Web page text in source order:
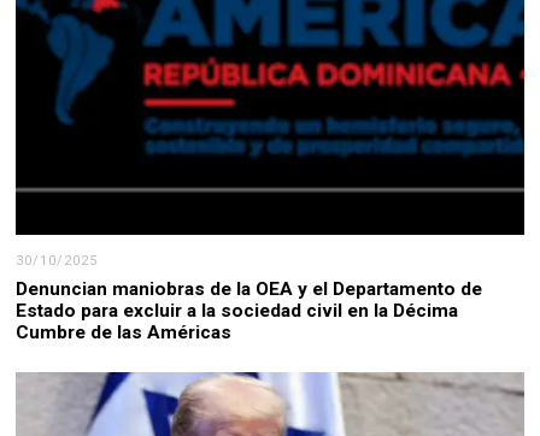
30/10/2025
Denuncian maniobras de la OEA y el Departamento de
Estado para excluir a la sociedad civil en la Décima
Cumbre de las Américas